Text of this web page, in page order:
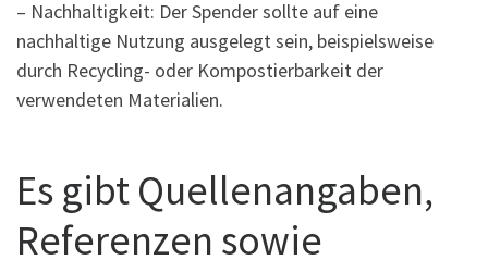
– Nachhaltigkeit: Der Spender sollte auf eine
nachhaltige Nutzung ausgelegt sein, beispielsweise
durch Recycling- oder Kompostierbarkeit der
verwendeten Materialien.
Es gibt Quellenangaben,
Referenzen sowie